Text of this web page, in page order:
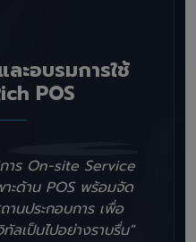
ะอบรมการใช้
POS
าร On-site Service
ะด้าน POS พร้อมจัด
นประกอบการ เพื่อ
ลเป็นไปอย่างราบรื่น"